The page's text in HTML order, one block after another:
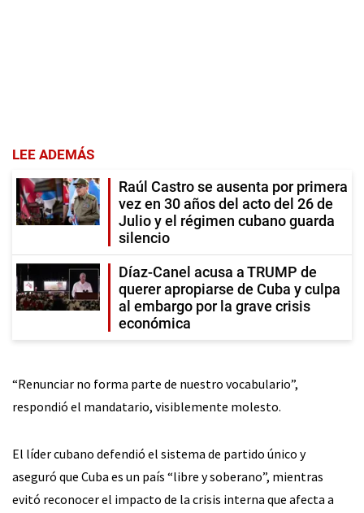
LEE ADEMÁS
Raúl Castro se ausenta por primera
vez en 30 años del acto del 26 de
Julio y el régimen cubano guarda
silencio
Díaz-Canel acusa a TRUMP de
querer apropiarse de Cuba y culpa
al embargo por la grave crisis
económica
“Renunciar no forma parte de nuestro vocabulario”,
respondió el mandatario, visiblemente molesto.
El líder cubano defendió el sistema de partido único y
aseguró que Cuba es un país “libre y soberano”, mientras
evitó reconocer el impacto de la crisis interna que afecta a